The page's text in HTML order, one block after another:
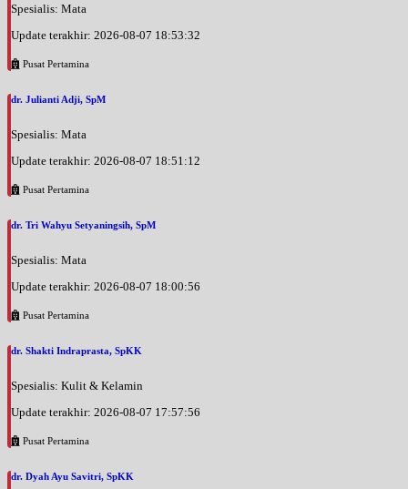
Spesialis: Mata
Update terakhir: 2026-08-07 18:53:32
Pusat Pertamina
dr. Julianti Adji, SpM
Spesialis: Mata
Update terakhir: 2026-08-07 18:51:12
Pusat Pertamina
dr. Tri Wahyu Setyaningsih, SpM
Spesialis: Mata
Update terakhir: 2026-08-07 18:00:56
Pusat Pertamina
dr. Shakti Indraprasta, SpKK
Spesialis: Kulit & Kelamin
Update terakhir: 2026-08-07 17:57:56
Pusat Pertamina
dr. Dyah Ayu Savitri, SpKK